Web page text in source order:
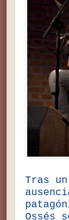
Tras
Ossés